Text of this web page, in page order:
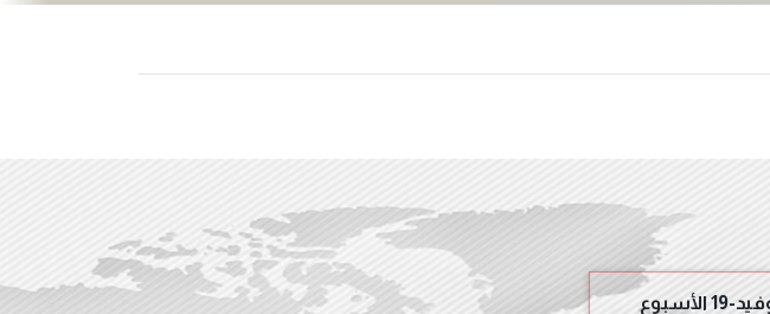
أعلنت رابطة الدوري الإنجليزي الممتاز لكرة القدم يوم الاثنين إصابة 72 حالة جديدة بكوفيد-19 الأسبوع